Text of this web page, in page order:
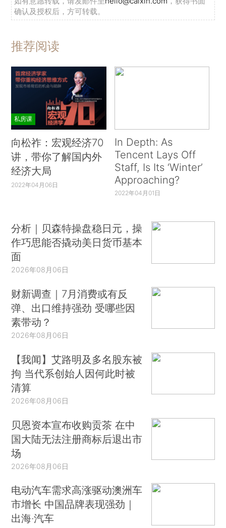
确认及授权后，方可转载。
推荐阅读
私房课
向松祚：宏观经济70
讲，带你了解国内外
经济大局
2022年04月06日
In Depth: As
Tencent Lays Off
Staff, Is Its ‘Winter’
Approaching?
2022年04月01日
分析｜贝森特操盘稳日元，操
作巧思能否撬动美日货币基本
面
2026年08月06日
财新调查｜7月消费或有反
弹、出口维持强劲 受哪些因
素带动？
2026年08月06日
【我闻】艾路明及多名股东被
拘 当代系创始人因何此时被
清算
2026年08月06日
贝恩资本宣布收购贡茶 在中
国大陆无法注册商标后退出市
场
2026年08月06日
电动汽车需求高涨驱动澳洲车
市增长 中国品牌表现强劲｜
出海·汽车